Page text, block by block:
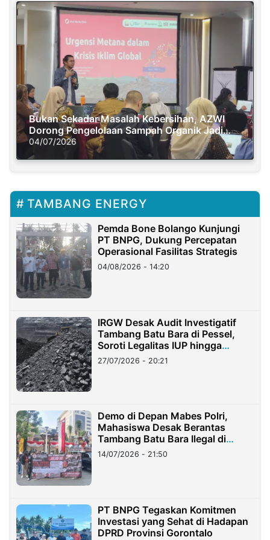
Bukan Sekadar Masalah Kebersihan, AZWI
Dorong Pengelolaan Sampah Organik Jadi
Solusi Krisis Iklim
04/07/2026
TAMBANG ENERGY
Pemda Bone Bolango Kunjungi
PT BNPG, Dukung Percepatan
Operasional Fasilitas Strategis
04/08/2026 - 14:20
IRGW Desak Audit Investigatif
Tambang Batu Bara di Pessel,
Soroti Legalitas IUP hingga
Stockpile
27/07/2026 - 20:21
Demo di Depan Mabes Polri,
Mahasiswa Desak Berantas
Tambang Batu Bara Ilegal di
Lampung
14/07/2026 - 21:50
PT BNPG Tegaskan Komitmen
Investasi yang Sehat di Hadapan
DPRD Provinsi Gorontalo